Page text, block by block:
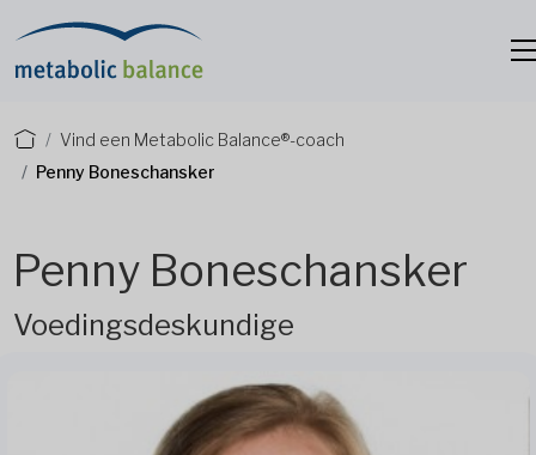
Vind een Metabolic Balance®-coach
Penny Boneschansker
Penny Boneschansker
Voedingsdeskundige